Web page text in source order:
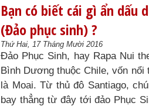
Bạn có biết cái gì ẩn
(Đảo phục sinh) ?
Thứ Hai, 17 Tháng Mười 2016
Đảo Phục Sinh, hay Rapa Nui
Bình Dương thuộc Chile, vốn
là Moai. Từ thủ đô Santiago,
bay thẳng từ đây tới đảo Phục